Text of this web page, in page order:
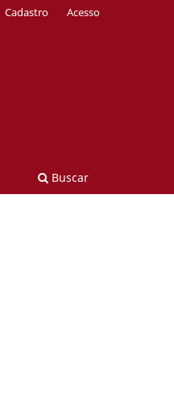
Buscar
Cadastro Acesso